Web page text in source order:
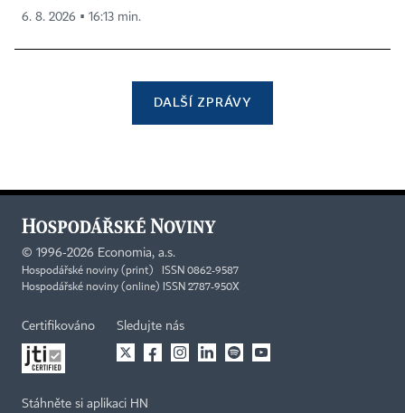
6. 8. 2026 ▪ 16:13 min.
DALŠÍ ZPRÁVY
© 1996-2026 Economia, a.s.
Hospodářské noviny (print) ISSN 0862-9587
Hospodářské noviny (online) ISSN 2787-950X
Certifikováno Sledujte nás
Stáhněte si aplikaci HN